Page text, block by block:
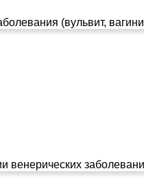
(вульвит,
венерических